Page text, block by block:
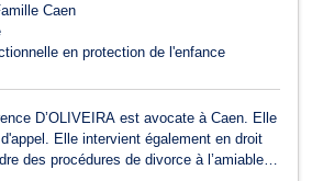
Caen
en protection de l'enfance
D’OLIVEIRA est avocate à Caen. Elle
Elle intervient également en droit
des procédures de divorce à l’amiable et